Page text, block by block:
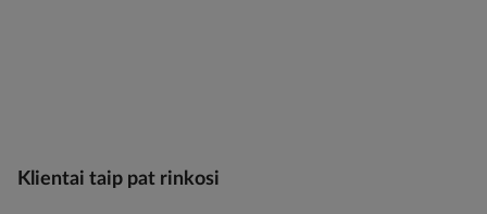
Klientai taip pat rinkosi